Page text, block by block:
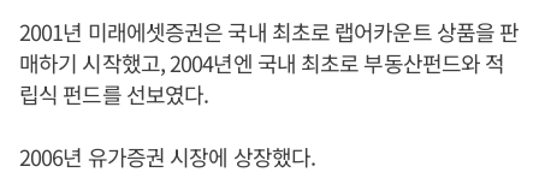
2001년 미래에셋증권은 국내 최초로 랩어카운트 상품을 판
매하기 시작했고, 2004년엔 국내 최초로 부동산펀드와 적
립식 펀드를 선보였다.
2006년 유가증권 시장에 상장했다.